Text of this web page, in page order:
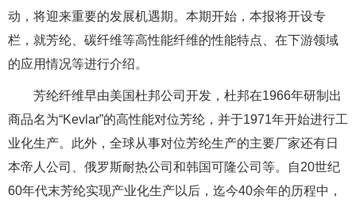
动，将迎来重要的发展机遇期。本期开始，本报将开设专
栏，就芳纶、碳纤维等高性能纤维的性能特点、在下游领域
的应用情况等进行介绍。
芳纶纤维早由美国杜邦公司开发，杜邦在1966年研制出
商品名为“Kevlar”的高性能对位芳纶，并于1971年开始进行工
业化生产。此外，全球从事对位芳纶生产的主要厂家还有日
本帝人公司、俄罗斯耐热公司和韩国可隆公司等。自20世纪
60年代末芳纶实现产业化生产以后，迄今40余年的历程中，